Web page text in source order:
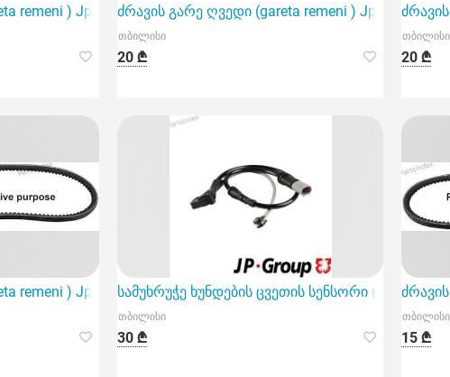
remeni ) Jp group 1118000100ძრავის გარე ღვედი (gareta remeni ) Jp group
თბილისი
20 ₾
თბილისი
20 ₾
remeni ) Jp group 1118001309სამუხრუჭე ხუნდების ცვეთის სენსორი (hundebis
თბილისი
30 ₾
თბილისი
15 ₾